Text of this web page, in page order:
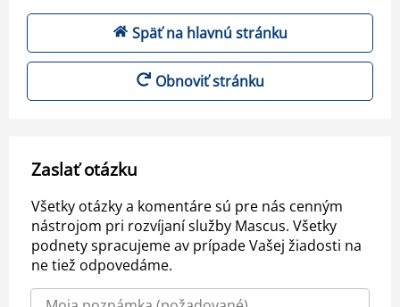
Späť na hlavnú stránku
Obnoviť stránku
Zaslať otázku
Všetky otázky a komentáre sú pre nás cenným
nástrojom pri rozvíjaní služby Mascus. Všetky
podnety spracujeme av prípade Vašej žiadosti na
ne tiež odpovedáme.